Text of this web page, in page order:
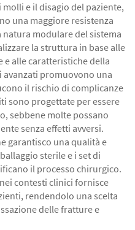
e il disagio del paziente,
una maggiore resistenza
natura modulare del sistema
la struttura in base alle
e alle caratteristiche della
promuovono una
il rischio di complicanze
sono progettate per essere
sebbene molte possano
senza effetti avversi.
garantisco una qualità e
sterile e i set di
il processo chirurgico.
contesti clinici fornisce
rendendolo una scelta
delle fratture e